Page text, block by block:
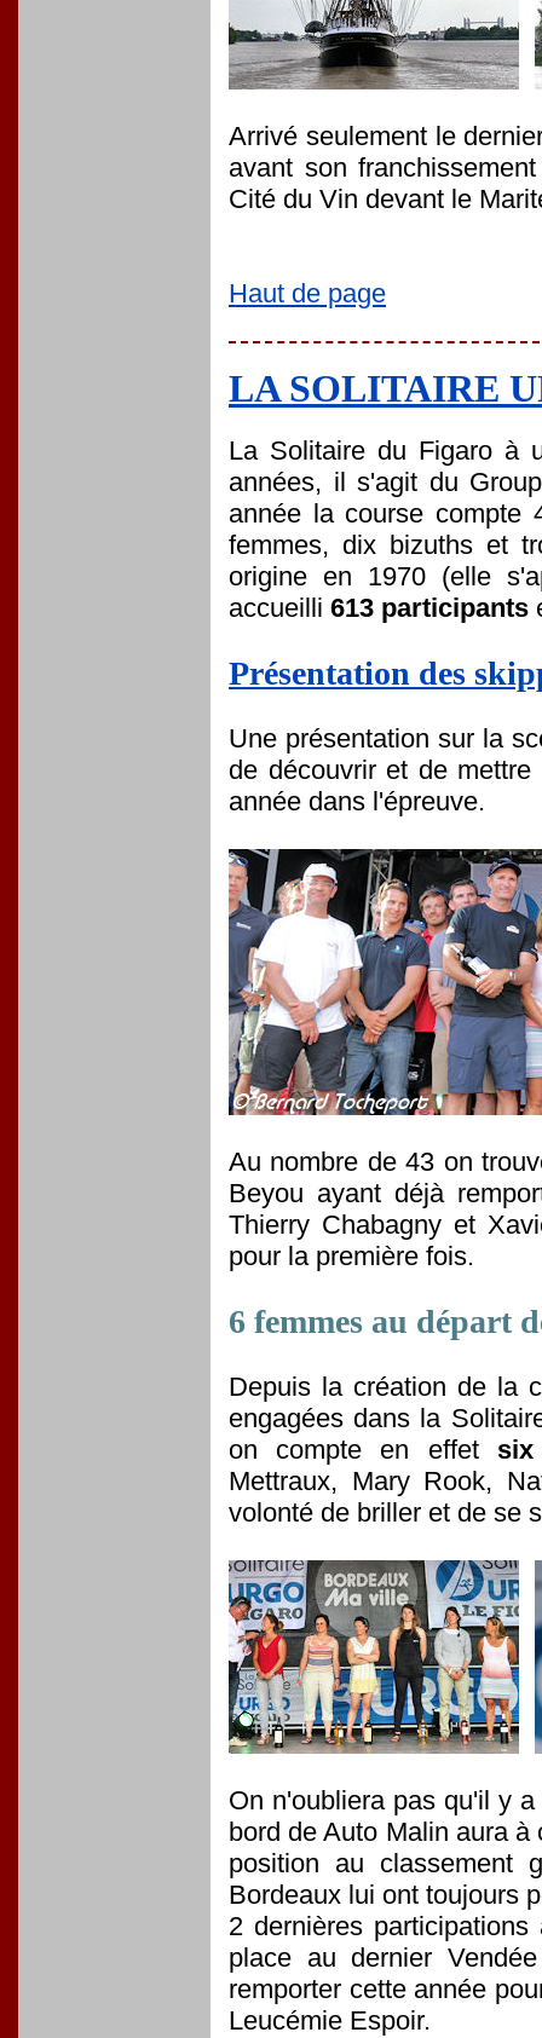
Arrivé seulement le
avant son
Cité du Vin devant le
Haut de page
LA SOLITAIRE
La Solitaire du Figaro à
années, il s'agit du
année la course compte
femmes, dix bizuths et
origine en 1970 (elle
accueilli 613 participants
Présentation des
Une présentation sur la
de découvrir et de
année dans l'épreuve.
Au nombre de 43 on
Beyou ayant déjà
Thierry Chabagny et
pour la première fois.
6 femmes au départ
Depuis la création de la
engagées dans la
on compte en effet
Mettraux, Mary Rook,
volonté de briller et de se
On n'oubliera pas qu'il y
bord de Auto Malin aura
position au classement
Bordeaux lui ont toujours
2 dernières
place au dernier
remporter cette année
Leucémie Espoir.